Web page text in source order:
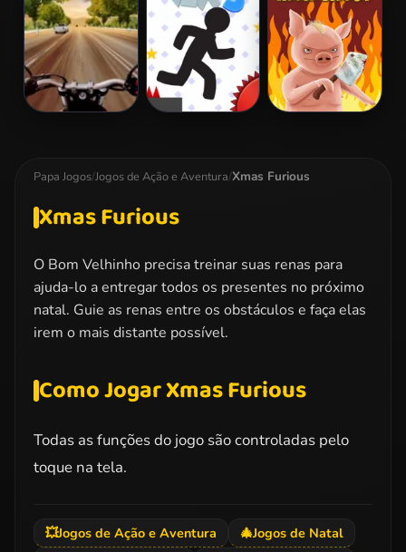
Papa Jogos/Jogos de Ação e Aventura/Xmas Furious
Xmas Furious
O Bom Velhinho precisa treinar suas renas para
ajuda-lo a entregar todos os presentes no próximo
natal. Guie as renas entre os obstáculos e faça elas
irem o mais distante possível.
Como Jogar Xmas Furious
Todas as funções do jogo são controladas pelo
toque na tela.
💥Jogos de Ação e Aventura 🎄Jogos de Natal